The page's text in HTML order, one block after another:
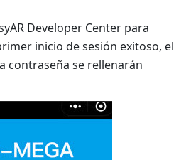
Developer Center para
inicio de sesión exitoso, el
contraseña se rellenarán